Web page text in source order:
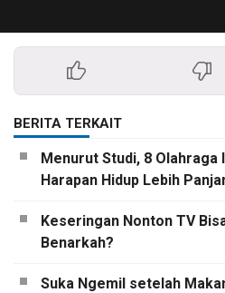
BERITA TERKAIT
Menurut Studi, 8 Olahraga
Harapan Hidup Lebih
Keseringan Nonton TV
Benarkah?
Suka Ngemil setelah